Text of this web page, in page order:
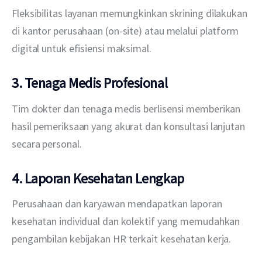
Fleksibilitas layanan memungkinkan skrining dilakukan
di kantor perusahaan (on-site) atau melalui platform
digital untuk efisiensi maksimal.
3. Tenaga Medis Profesional
Tim dokter dan tenaga medis berlisensi memberikan
hasil pemeriksaan yang akurat dan konsultasi lanjutan
secara personal.
4. Laporan Kesehatan Lengkap
Perusahaan dan karyawan mendapatkan laporan
kesehatan individual dan kolektif yang memudahkan
pengambilan kebijakan HR terkait kesehatan kerja.